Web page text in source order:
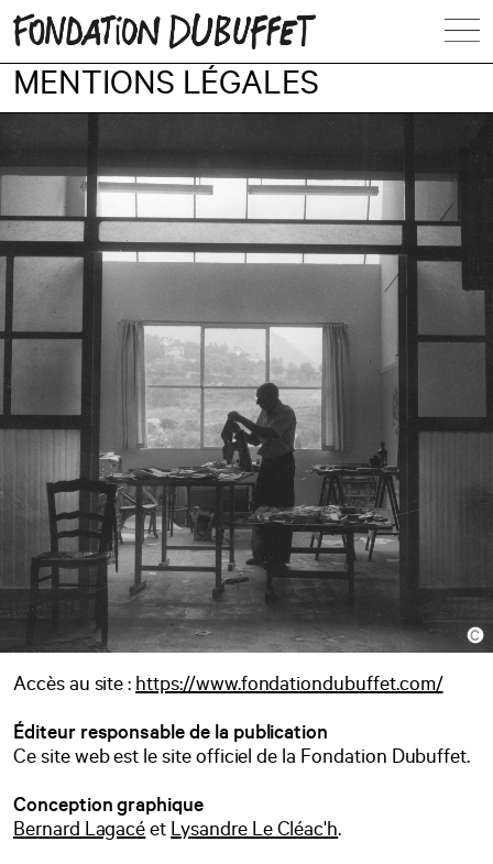
MENTIONS LÉGALES
Accès au site :https://www.fondationdubuffet.com/
Éditeur responsable de la publication
Ce site web est le site officiel de la Fondation Dubuffet.
Conception graphique
Bernard LagacéetLysandre Le Cléac'h.